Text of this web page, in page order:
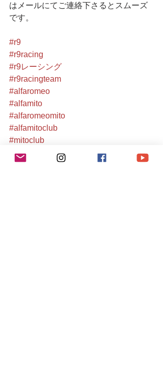
はメールにてご連絡下さるとスムーズ
です。
#r9
#r9racing
#r9レーシング
#r9racingteam
#alfaromeo
#alfamito
#alfaromeomito
#alfamitoclub
#mitoclub
#alfamitoclubjapan
#mitotuning